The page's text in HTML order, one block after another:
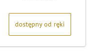
dostępny od ręki